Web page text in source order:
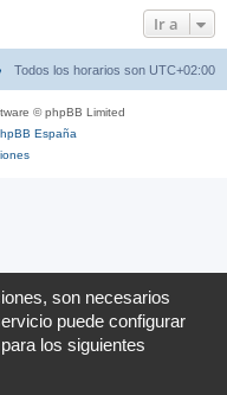
Ir a
Todos los horarios son UTC+02:00
© phpBB Limited
España
son necesarios
puede configurar
los siguientes